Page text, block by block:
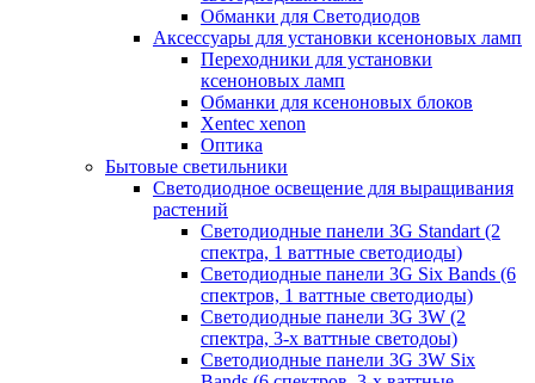
Обманки для Светодиодов
Аксессуары для установки ксеноновых ламп
Переходники для установки
ксеноновых ламп
Обманки для ксеноновых блоков
Xentec xenon
Оптика
Бытовые светильники
Светодиодное освещение для выращивания
растений
Cветодиодные панели 3G Standart (2
спектра, 1 ваттные светодиоды)
Светодиодные панели 3G Six Bands (6
спектров, 1 ваттные светодиоды)
Светодиодные панели 3G 3W (2
спектра, 3-х ваттные светодоы)
Светодиодные панели 3G 3W Six